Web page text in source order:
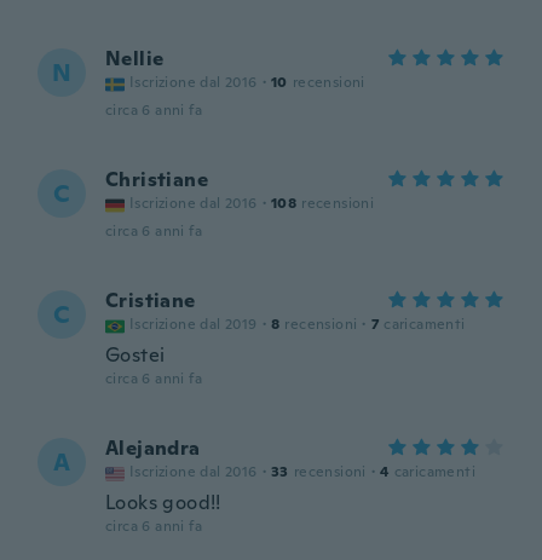
N Nellie
Iscrizione dal 2016 · 10 recensioni
circa 6 anni fa
C Christiane
Iscrizione dal 2016 · 108 recensioni
circa 6 anni fa
C Cristiane
Iscrizione dal 2019 · 8 recensioni · 7 caricamenti
Gostei
circa 6 anni fa
A Alejandra
Iscrizione dal 2016 · 33 recensioni · 4 caricamenti
Looks good!!
circa 6 anni fa